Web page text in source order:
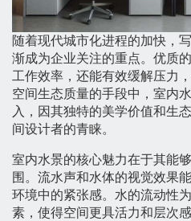
随着现代城市化进程的加快，
渐成为企业关注的重点。优质
工作效率，还能有效缓解压力
空间生态质量的手段中，室内
入，因其独特的美学价值和生
间设计者的青睐。
室内水景的核心魅力在于其能
围。流水声和水体的视觉效果
环境中的紧张感。水的流动性
素，使得空间更具活力和层次